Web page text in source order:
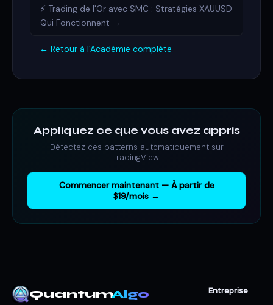
⚡ Trading de l'Or avec SMC : Stratégies XAUUSD
Qui Fonctionnent →
← Retour à l'Académie complète
Appliquez ce que vous avez appris
Détectez ces patterns automatiquement sur
TradingView.
Commencer maintenant — À partir de
$19/mois →
QuantumAlgo Entreprise